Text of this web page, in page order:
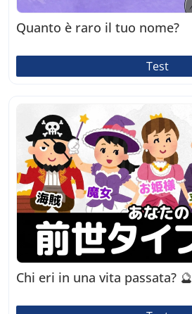
Quanto è raro il tuo nome?
Test
Chi eri in una vita passata? 🔮